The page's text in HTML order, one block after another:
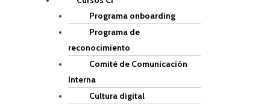
Programa onboarding
Programa de
reconocimiento
Comité de Comunicación
Interna
Cultura digital